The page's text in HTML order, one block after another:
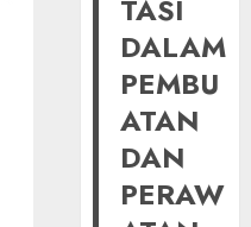
TASI
DALAM
PEMBU
ATAN
DAN
PERAW